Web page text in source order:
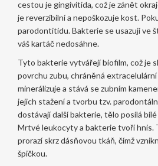
cestou je gingivitida, což jezánět
je reverzibilní a nepoškozuje kost.
parodontitidu. Bakterie se usazují ve
váš kartáč nedosáhne.
Tyto bakterie vytvářejíbiofilm, což je
povrchu zubu, chráněná
minerálizuje a stává se zubním
jejich stažení a tvorbu tzv.
dostávají další bakterie, tělo posílá
Mrtvé leukocyty a bakterie tvoří hnis.
prorazí skrz dásňovou tkáň, čímž
špičkou.